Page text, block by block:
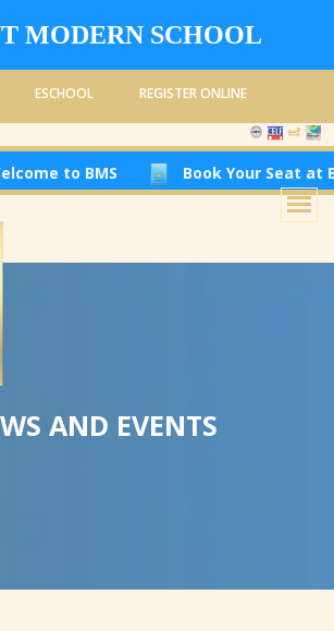
MODERN SCHOOL
ESCHOOL REGISTER ONLINE
to BMS Book Your Seat at
AND EVENTS